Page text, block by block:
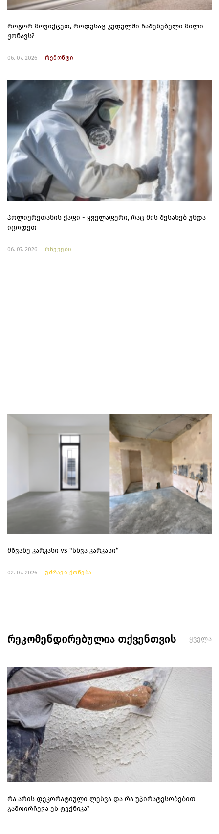
როგორ მოვიქცეთ, როდესაც კედელში ჩაშენებული მილი
ჟონავს?
06. 07. 2026 რემონტი
პოლიურეთანის ქაფი - ყველაფერი, რაც მის შესახებ უნდა
იცოდეთ
06. 07. 2026 რჩევები
მწვანე კარკასი vs "სხვა კარკასი“
02. 07. 2026 უძრავი ქონება
რეკომენდირებულია თქვენთვის ყველა
რა არის დეკორატიული ლესვა და რა უპირატესობებით
გამოირჩევა ეს ტექნიკა?